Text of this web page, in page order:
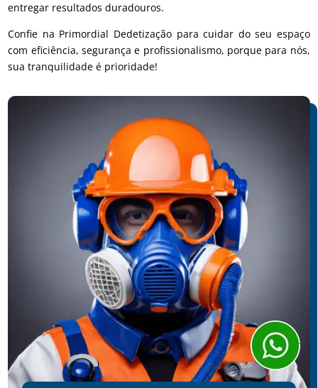
entregar resultados duradouros.
Confie na Primordial Dedetização para cuidar do seu espaço
com eficiência, segurança e profissionalismo, porque para nós,
sua tranquilidade é prioridade!